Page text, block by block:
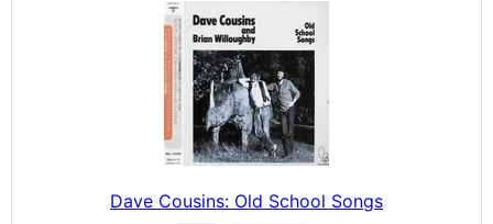
Dave Cousins: Old School Songs